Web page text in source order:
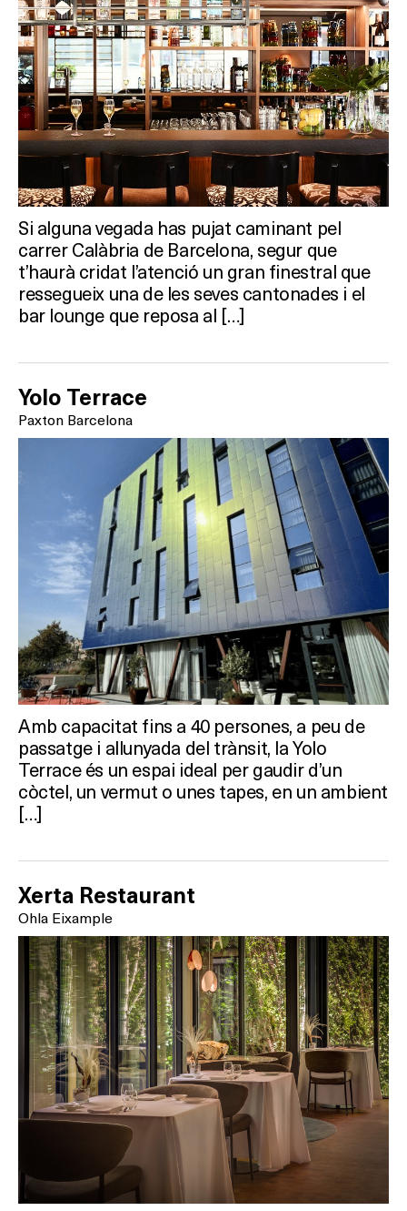
Què vols fer?
HOTELS
TERRASSES
BARS
SPAS
RESTAURANTS
SALES
Activitats
On?
Si alguna vegada has pujat caminant pel
carrer Calàbria de Barcelona, segur que
t’haurà cridat l’atenció un gran finestral que
ressegueix una de les seves cantonades i el
bar lounge que reposa al […]
Yolo Terrace
Paxton Barcelona
Amb capacitat fins a 40 persones, a peu de
passatge i allunyada del trànsit, la Yolo
Terrace és un espai ideal per gaudir d’un
còctel, un vermut o unes tapes, en un ambient
[…]
Xerta Restaurant
Ohla Eixample